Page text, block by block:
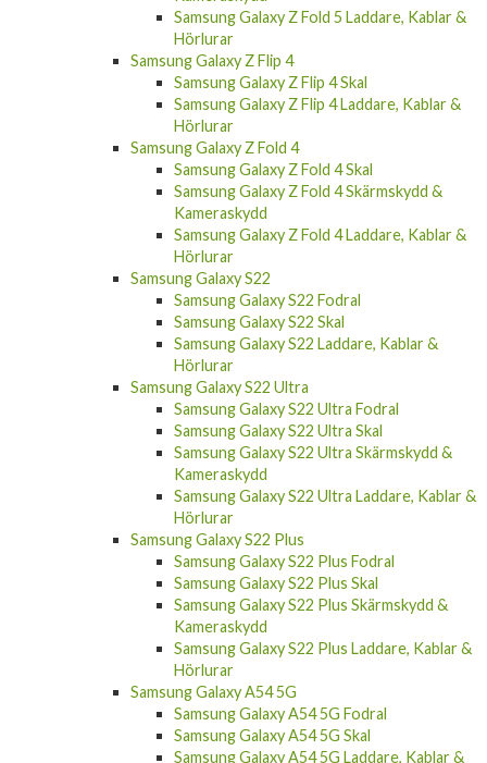
Hörlurar
Samsung Galaxy Z Flip 4
Samsung Galaxy Z Flip 4 Skal
Samsung Galaxy Z Flip 4 Laddare, Kablar &
Hörlurar
Samsung Galaxy Z Fold 4
Samsung Galaxy Z Fold 4 Skal
Samsung Galaxy Z Fold 4 Skärmskydd &
Kameraskydd
Samsung Galaxy Z Fold 4 Laddare, Kablar &
Hörlurar
Samsung Galaxy S22
Samsung Galaxy S22 Fodral
Samsung Galaxy S22 Skal
Samsung Galaxy S22 Laddare, Kablar &
Hörlurar
Samsung Galaxy S22 Ultra
Samsung Galaxy S22 Ultra Fodral
Samsung Galaxy S22 Ultra Skal
Samsung Galaxy S22 Ultra Skärmskydd &
Kameraskydd
Samsung Galaxy S22 Ultra Laddare, Kablar &
Hörlurar
Samsung Galaxy S22 Plus
Samsung Galaxy S22 Plus Fodral
Samsung Galaxy S22 Plus Skal
Samsung Galaxy S22 Plus Skärmskydd &
Kameraskydd
Samsung Galaxy S22 Plus Laddare, Kablar &
Hörlurar
Samsung Galaxy A54 5G
Samsung Galaxy A54 5G Fodral
Samsung Galaxy A54 5G Skal
Samsung Galaxy A54 5G Laddare, Kablar &
Hörlurar